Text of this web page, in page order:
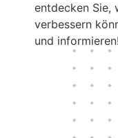
entdecken Sie,
verbessern
und informieren!